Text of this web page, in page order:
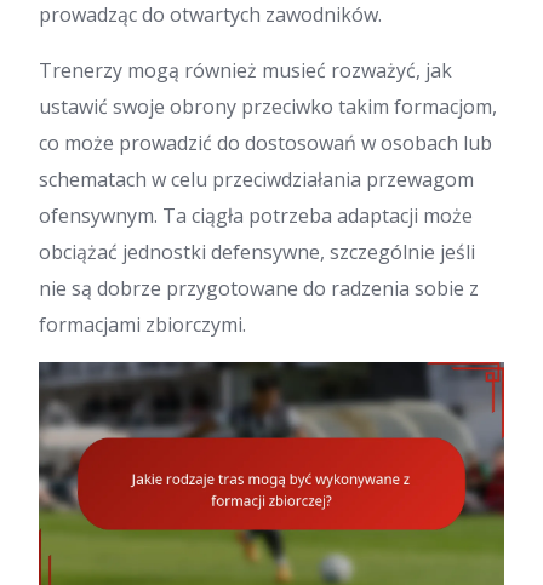
prowadząc do otwartych zawodników.
Trenerzy mogą również musieć rozważyć, jak
ustawić swoje obrony przeciwko takim formacjom,
co może prowadzić do dostosowań w osobach lub
schematach w celu przeciwdziałania przewagom
ofensywnym. Ta ciągła potrzeba adaptacji może
obciążać jednostki defensywne, szczególnie jeśli
nie są dobrze przygotowane do radzenia sobie z
formacjami zbiorczymi.